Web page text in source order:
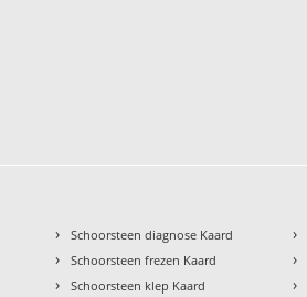
› Schoorsteen diagnose Kaard
› Schoorsteen frezen Kaard
› Schoorsteen klep Kaard
›
›
›